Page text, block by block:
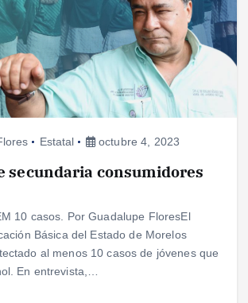
Estatal octubre 4, 2023
secundaria consumidores
10 casos. Por Guadalupe FloresEl
Básica del Estado de Morelos
al menos 10 casos de jóvenes que
En entrevista,…